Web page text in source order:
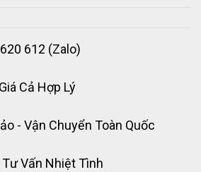
612 (Zalo)
Cả Hợp Lý
- Vận Chuyển Toàn Quốc
Vấn Nhiệt Tình